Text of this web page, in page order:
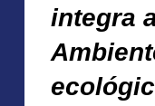
integra